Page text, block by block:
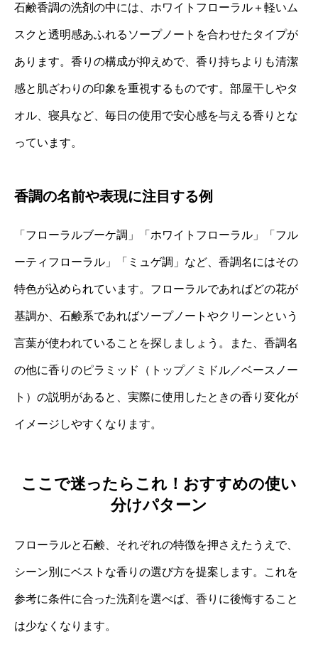
石鹸香調の洗剤の中には、ホワイトフローラル＋軽いム
スクと透明感あふれるソープノートを合わせたタイプが
あります。香りの構成が抑えめで、香り持ちよりも清潔
感と肌ざわりの印象を重視するものです。部屋干しやタ
オル、寝具など、毎日の使用で安心感を与える香りとな
っています。
香調の名前や表現に注目する例
「フローラルブーケ調」「ホワイトフローラル」「フル
ーティフローラル」「ミュゲ調」など、香調名にはその
特色が込められています。フローラルであればどの花が
基調か、石鹸系であればソープノートやクリーンという
言葉が使われていることを探しましょう。また、香調名
の他に香りのピラミッド（トップ／ミドル／ベースノー
ト）の説明があると、実際に使用したときの香り変化が
イメージしやすくなります。
ここで迷ったらこれ！おすすめの使い
分けパターン
フローラルと石鹸、それぞれの特徴を押さえたうえで、
シーン別にベストな香りの選び方を提案します。これを
参考に条件に合った洗剤を選べば、香りに後悔すること
は少なくなります。